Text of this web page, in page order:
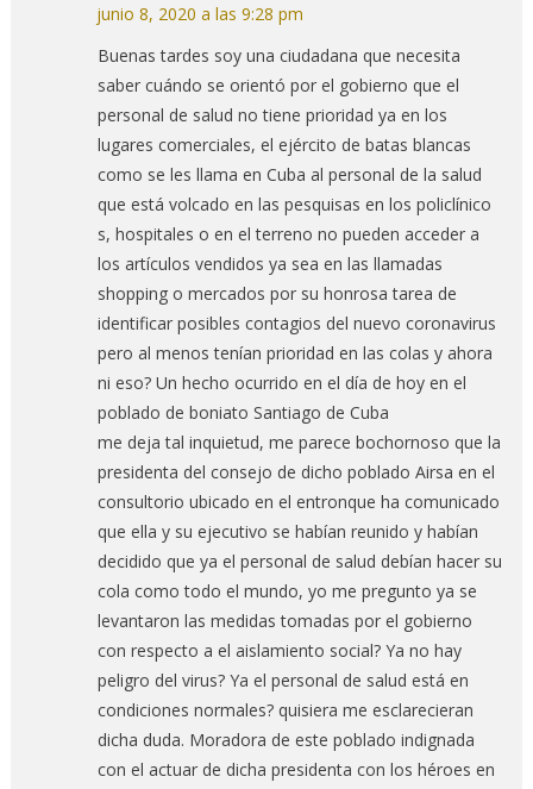
junio 8, 2020 a las 9:28 pm
Buenas tardes soy una ciudadana que necesita
saber cuándo se orientó por el gobierno que el
personal de salud no tiene prioridad ya en los
lugares comerciales, el ejército de batas blancas
como se les llama en Cuba al personal de la salud
que está volcado en las pesquisas en los policlínico
s, hospitales o en el terreno no pueden acceder a
los artículos vendidos ya sea en las llamadas
shopping o mercados por su honrosa tarea de
identificar posibles contagios del nuevo coronavirus
pero al menos tenían prioridad en las colas y ahora
ni eso? Un hecho ocurrido en el día de hoy en el
poblado de boniato Santiago de Cuba
me deja tal inquietud, me parece bochornoso que la
presidenta del consejo de dicho poblado Airsa en el
consultorio ubicado en el entronque ha comunicado
que ella y su ejecutivo se habían reunido y habían
decidido que ya el personal de salud debían hacer su
cola como todo el mundo, yo me pregunto ya se
levantaron las medidas tomadas por el gobierno
con respecto a el aislamiento social? Ya no hay
peligro del virus? Ya el personal de salud está en
condiciones normales? quisiera me esclarecieran
dicha duda. Moradora de este poblado indignada
con el actuar de dicha presidenta con los héroes en